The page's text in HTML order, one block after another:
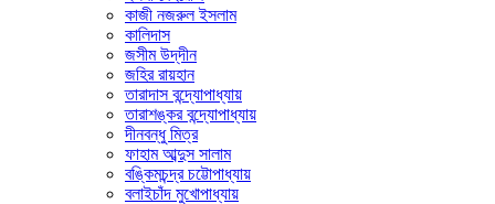
কাজী নজরুল ইসলাম
কালিদাস
জসীম উদ্‌দীন
জহির রায়হান
তারাদাস বন্দ্যোপাধ্যায়
তারাশঙ্কর বন্দ্যোপাধ্যায়
দীনবন্ধু মিত্র
ফাহাম আব্দুস সালাম
বঙ্কিমচন্দ্র চট্টোপাধ্যায়
বলাইচাঁদ মুখোপাধ্যায়